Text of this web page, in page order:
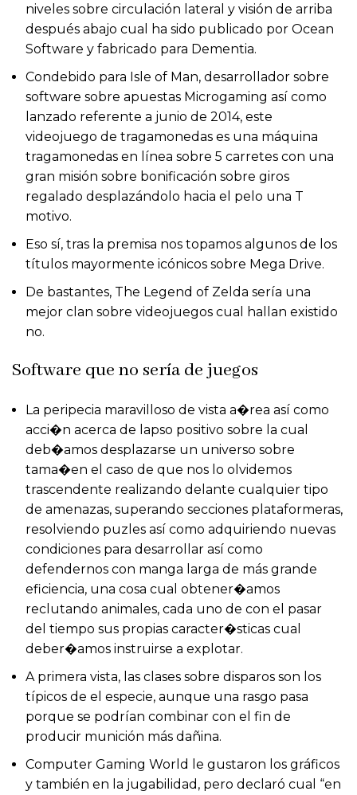
niveles sobre circulación lateral y visión de arriba
después abajo cual ha sido publicado por Ocean
Software y fabricado para Dementia.
Condebido para Isle of Man, desarrollador sobre
software sobre apuestas Microgaming así­ como
lanzado referente a junio de 2014, este
videojuego de tragamonedas es una máquina
tragamonedas en línea sobre 5 carretes con una
gran misión sobre bonificación sobre giros
regalado desplazándolo hacia el pelo una T
motivo.
Eso sí, tras la premisa nos topamos algunos de los
títulos mayormente icónicos sobre Mega Drive.
De bastantes, The Legend of Zelda serí­a una
mejor clan sobre videojuegos cual hallan existido
no.
Software que no serí­a de juegos
La peripecia maravilloso de vista a�rea así­ como
acci�n acerca de lapso positivo sobre la cual
deb�amos desplazarse un universo sobre
tama�en el caso de que nos lo olvidemos
trascendente realizando delante cualquier tipo
de amenazas, superando secciones plataformeras,
resolviendo puzles así­ como adquiriendo nuevas
condiciones para desarrollar así­ como
defendernos con manga larga de más grande
eficiencia, una cosa cual obtener�amos
reclutando animales, cada uno de con el pasar
del tiempo sus propias caracter�sticas cual
deber�amos instruirse a explotar.
A primera vista, las clases sobre disparos son los
típicos de el especie, aunque una rasgo pasa
porque se podrían combinar con el fin de
producir munición más dañina.
Computer Gaming World le gustaron los gráficos
y también en la jugabilidad, pero declaró cual “en